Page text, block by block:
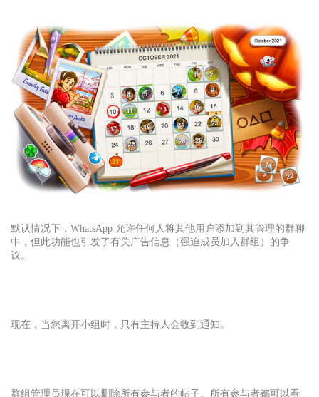
默认情况下，WhatsApp 允许任何人将其他用户添加到其管理的群聊
中，但此功能也引发了有关广告信息（强迫成员加入群组）的争
议。
现在，当您离开小组时，只有主持人会收到通知。
群组管理员现在可以删除所有参与者的帖子。所有参与者都可以看